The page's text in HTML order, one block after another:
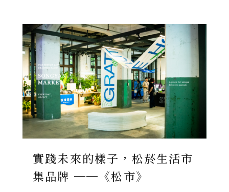
實踐未來的樣子，松菸生活市
集品牌 ──《松市》